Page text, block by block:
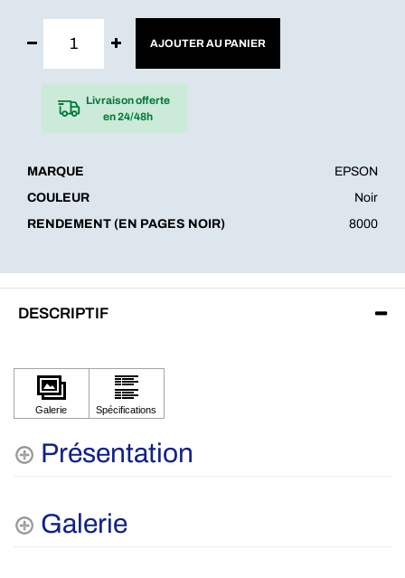
AJOUTER AU PANIER
Livraison offerte
en 24/48h
MARQUE
EPSON
COULEUR
Noir
RENDEMENT (EN PAGES NOIR)
8000
DESCRIPTIF
Présentation
Galerie